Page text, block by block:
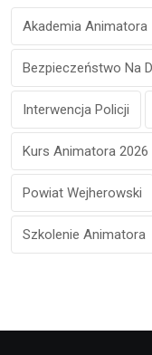
Akademia Animatora
Bezpieczeństwo Na
Interwencja Policji
Kurs Animatora 2026
Powiat Wejherowski
Szkolenie Animatora